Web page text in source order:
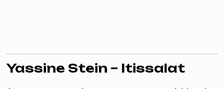
Yassine Stein – Itissalat